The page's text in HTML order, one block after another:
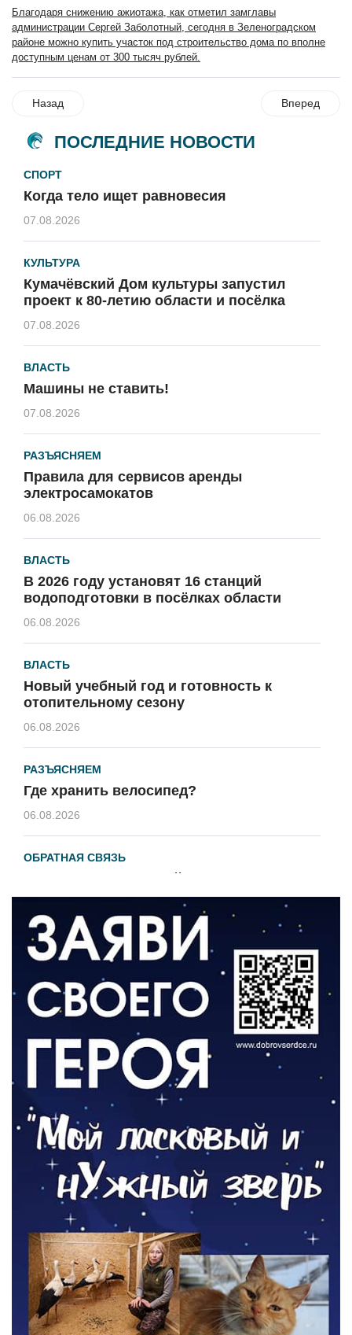
Благодаря снижению ажиотажа, как отметил замглавы
администрации Сергей Заболотный, сегодня в Зеленоградском
районе можно купить участок под строительство дома по вполне
доступным ценам от 300 тысяч рублей.
Назад Вперед
ПОСЛЕДНИЕ НОВОСТИ
СПОРТ
Когда тело ищет равновесия
07.08.2026
КУЛЬТУРА
Кумачёвский Дом культуры запустил
проект к 80-летию области и посёлка
07.08.2026
ВЛАСТЬ
Машины не ставить!
07.08.2026
РАЗЪЯСНЯЕМ
Правила для сервисов аренды
электросамокатов
06.08.2026
ВЛАСТЬ
В 2026 году установят 16 станций
водоподготовки в посёлках области
06.08.2026
ВЛАСТЬ
Новый учебный год и готовность к
отопительному сезону
06.08.2026
РАЗЪЯСНЯЕМ
Где хранить велосипед?
06.08.2026
ОБРАТНАЯ СВЯЗЬ
Администрация онлайн
ВЛАСТЬ
День памяти и «Симфония народов»
06.08.2026
Новый настил на экотропе
05.08.2026